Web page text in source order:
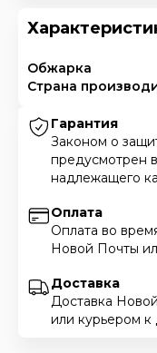
Обжарка
Страна
Гарантия
Законом о
предусмотрен
надлежащего
Оплата
Оплата во
Новой Почты
Доставка
Доставка
или курьером к